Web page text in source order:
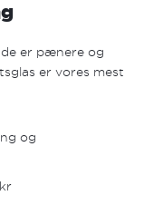
er pænere og
er vores mest
og